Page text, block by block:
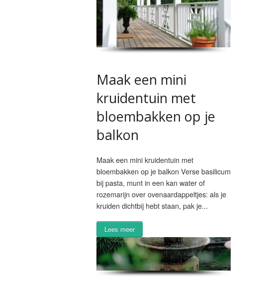
Maak een mini
kruidentuin met
bloembakken op je
balkon
Maak een mini kruidentuin met
bloembakken op je balkon Verse basilicum
bij pasta, munt in een kan water of
rozemarijn over ovenaardappeltjes: als je
kruiden dichtbij hebt staan, pak je...
Lees meer